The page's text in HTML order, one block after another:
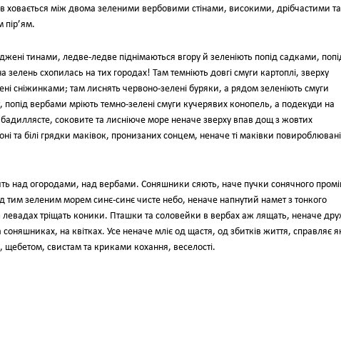
ховається між двома зеленими вербовими стінами, високими, дрібчастими та
тинами, ледве-ледве піднімаються вгору й зеленіють попід садками,
схопилась на тих городах! Там темніють довгі смуги картоплі, зверху
сніжинками; там лиснять червоно-зелені буряки, а рядом зеленіють смуги
попід вербами мріють темно-зелені смуги кучерявих конопель, а подекуди на
соковите та лисніюче море неначе зверху впав дощ з жовтих
та білі грядки маківок, пронизаних сонцем, неначе ті маківки
над огородами, над вербами. Соняшники сяють, наче пучки сонячного
тим зеленим морем синє-синє чисте небо, неначе напнутий намет з тонкого
левадах тріщать коники. Пташки та соловейки в вербах аж лящать, неначе
соняшниках, на квітках. Усе неначе мліє од щастя, од збитків життя, справляє
свистам та криками кохання, веселості.